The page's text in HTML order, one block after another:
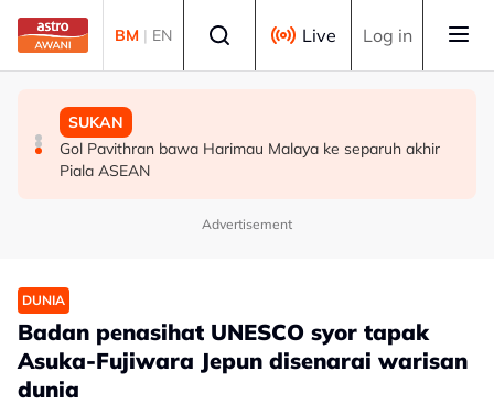
Skip to main content
BM | EN Live Log in
MALAYSIA
Berita tempatan pilihan sepanjang hari ini
MALAYSIA
Bapa lemas cuba selamatkan anak jatuh kolam ikan
SUKAN
Gol Pavithran bawa Harimau Malaya ke separuh akhir
Piala ASEAN
Advertisement
DUNIA
Badan penasihat UNESCO syor tapak
Asuka-Fujiwara Jepun disenarai warisan
dunia